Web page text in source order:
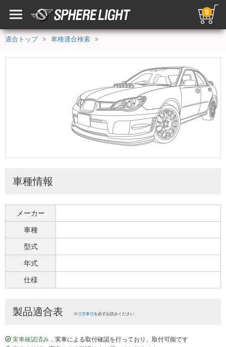
0
適合トップ 車種適合検索
車種情報
メーカー
車種
型式
年式
仕様
製品適合表 ※注意事項を必ずお読みください
実車確認済み .. 実車による取付確認を行っており、取付可能です